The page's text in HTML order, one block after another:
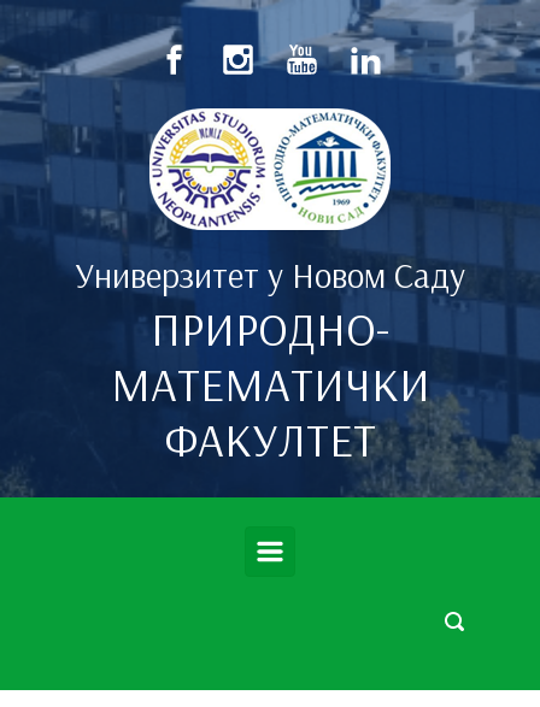
Скип то маин цонтент
Универзитет у Новом Саду
ПРИРОДНО-
МАТЕМАТИЧКИ
ФАКУЛТЕТ